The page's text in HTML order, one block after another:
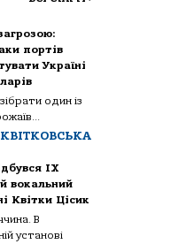
портів
Україні
один із
IX
вокальний
Квітки Цісик
В
установі